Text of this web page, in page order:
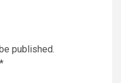
published.
*